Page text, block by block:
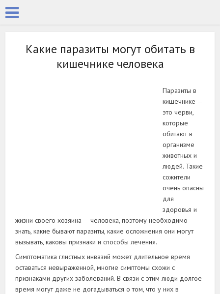
Какие паразиты могут обитать в
кишечнике человека
Паразиты в
кишечнике —
это черви,
которые
обитают в
организме
животных и
людей. Такие
сожители
очень опасны
для
здоровья и
жизни своего хозяина — человека, поэтому необходимо
знать, какие бывают паразиты, какие осложнения они могут
вызывать, каковы признаки и способы лечения.
Симптоматика глистных инвазий может длительное время
оставаться невыраженной, многие симптомы схожи с
признаками других заболеваний. В связи с этим люди долгое
время могут даже не догадываться о том, что у них в